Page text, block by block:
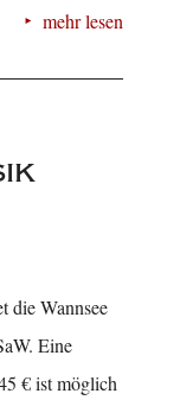
mehr lesen
die Wannsee
Eine
€ ist möglich